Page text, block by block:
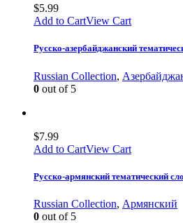
$5.99
Add to CartView Cart
Русско-азербайджанский
Russian Collection,
0 out of 5
$7.99
Add to CartView Cart
Русско-армянский тематический
Russian Collection, Армянский
0 out of 5